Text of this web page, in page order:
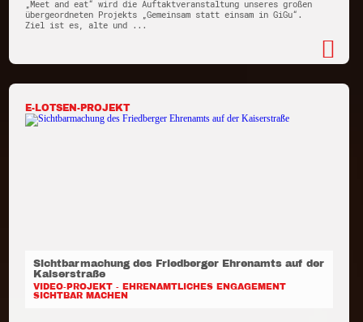
„Meet and eat“ wird die Auftaktveranstaltung unseres großen
übergeordneten Projekts „Gemeinsam statt einsam in GiGu“.
Ziel ist es, alte und ...
E-LOTSEN-PROJEKT
Sichtbarmachung des Friedberger Ehrenamts auf der
Kaiserstraße
VIDEO-PROJEKT - EHRENAMTLICHES ENGAGEMENT
SICHTBAR MACHEN